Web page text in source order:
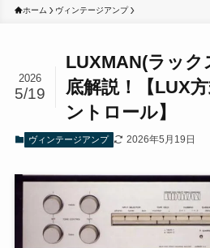
ホーム ヴィンテージアンプ
LUXMAN(ラック
底解説！【LUX
ントロール】
2026
5/19
ヴィンテージアンプ 2026年5月19日